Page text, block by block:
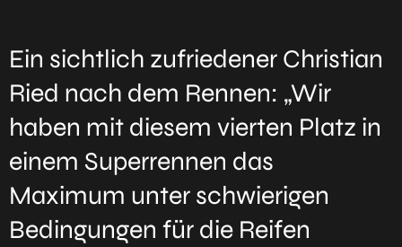
Ein sichtlich zufriedener Christian
Ried nach dem Rennen: „Wir
haben mit diesem vierten Platz in
einem Superrennen das
Maximum unter schwierigen
Bedingungen für die Reifen